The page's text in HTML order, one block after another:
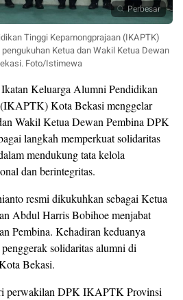
Perbesar
Tinggi Kepamongprajaan (IKAPTK)
Ketua dan Wakil Ketua Dewan
Foto/Istimewa
Keluarga Alumni Pendidikan
Kota Bekasi menggelar
Wakil Ketua Dewan Pembina DPK
langkah memperkuat solidaritas
mendukung tata kelola
dan berintegritas.
resmi dikukuhkan sebagai Ketua
Abdul Harris Bobihoe menjabat
Pembina. Kehadiran keduanya
solidaritas alumni di
Bekasi.
perwakilan DPK IKAPTK Provinsi